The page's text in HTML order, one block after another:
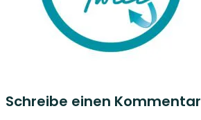
Schreibe einen Kommentar